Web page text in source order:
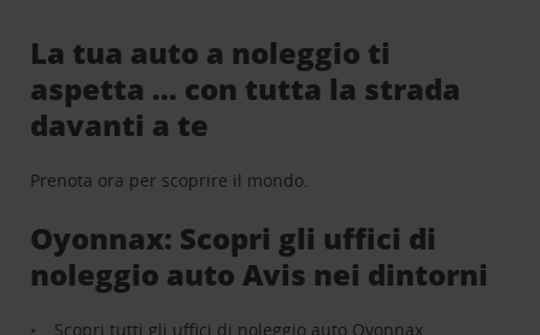
La tua auto a noleggio ti
aspetta … con tutta la strada
davanti a te
Prenota ora per scoprire il mondo.
Oyonnax: Scopri gli uffici di
noleggio auto Avis nei dintorni
Scopri tutti gli uffici di noleggio auto Oyonnax